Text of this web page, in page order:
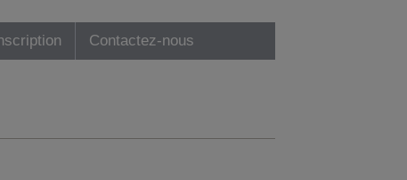
Contactez-nous